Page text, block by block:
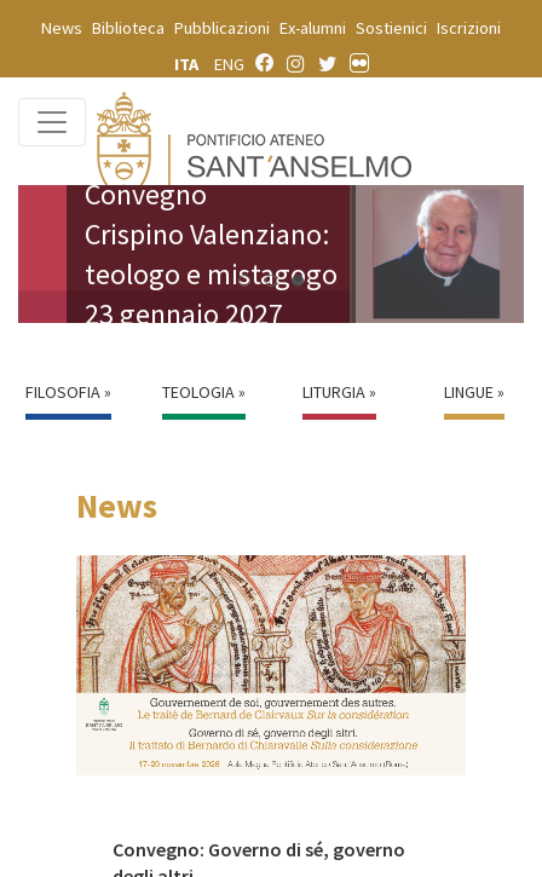
News Biblioteca Pubblicazioni Ex-alumni Sostienici Iscrizioni
ITA
ENG
Convegno
Crispino Valenziano:
teologo e mistagogo
23 gennaio 2027
2025 26 Ordo26 27
San Bernardo
20270123 Valenziano
FILOSOFIA » TEOLOGIA » LITURGIA » LINGUE »
News
Convegno: Governo di sé, governo